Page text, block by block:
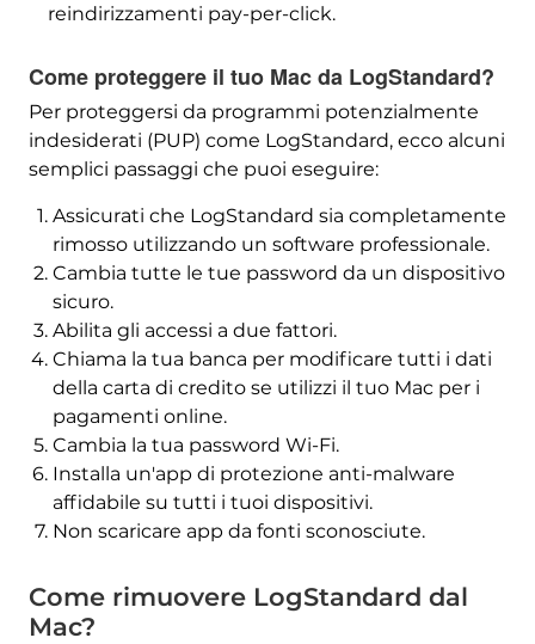
reindirizzamenti pay-per-click.
Come proteggere il tuo Mac da LogStandard?
Per proteggersi da programmi potenzialmente
indesiderati (PUP) come LogStandard, ecco alcuni
semplici passaggi che puoi eseguire:
Assicurati che LogStandard sia completamente
rimosso utilizzando un software professionale.
Cambia tutte le tue password da un dispositivo
sicuro.
Abilita gli accessi a due fattori.
Chiama la tua banca per modificare tutti i dati
della carta di credito se utilizzi il tuo Mac per i
pagamenti online.
Cambia la tua password Wi-Fi.
Installa un'app di protezione anti-malware
affidabile su tutti i tuoi dispositivi.
Non scaricare app da fonti sconosciute.
Come rimuovere LogStandard dal
Mac?
RIMUOVERE SUBITO (MAC)
con SpyHunter per Mac